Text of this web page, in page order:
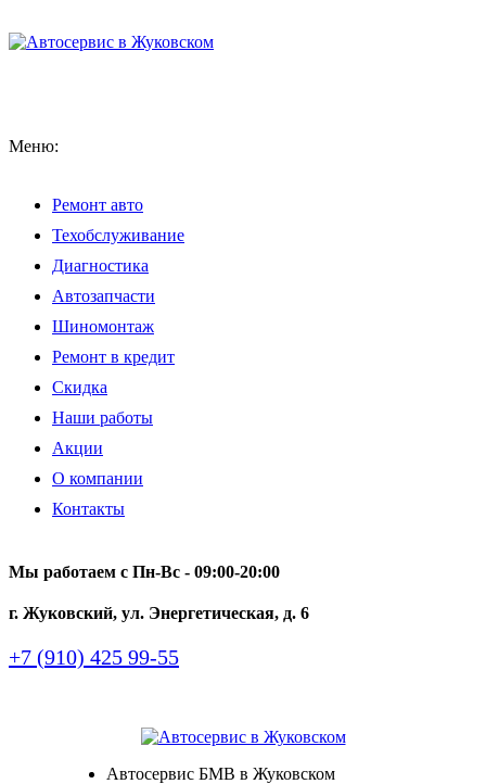
Меню:
Ремонт авто
Техобслуживание
Диагностика
Автозапчасти
Шиномонтаж
Ремонт в кредит
Скидка
Наши работы
Акции
О компании
Контакты
Мы работаем с Пн-Вc - 09:00-20:00
г. Жуковский, ул. Энергетическая, д. 6
+7 (910) 425 99-55
Автосервис БМВ в Жуковском